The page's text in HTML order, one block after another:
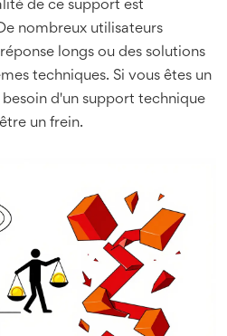
de ce support est
nombreux utilisateurs
longs ou des solutions
techniques. Si vous êtes un
d'un support technique
un frein.